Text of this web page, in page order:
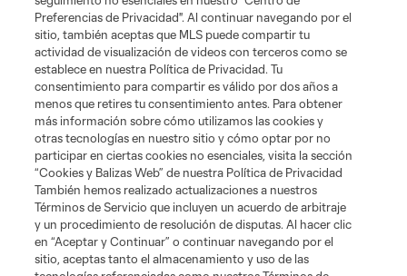
Términos de servicio Política de privacidad
No vender mi información
Cookies Settings
©2026 MLS. El nombre y escudo de la Major League Soccer y MLS son
marcas registradas de League Soccer, L.L.C. (“MLS”). Los nombres y logos
de los equipos de la MLS están registrados y son marcas bajo ley común
de la MLS o son usadas con el permiso de sus propietarios. Uso
desautorizado está prohibido.
Preferencias de Privacidad". Al continuar navegando por el
sitio, también aceptas que MLS puede compartir tu
actividad de visualización de videos con terceros como se
establece en nuestra Política de Privacidad. Tu
consentimiento para compartir es válido por dos años a
menos que retires tu consentimiento antes. Para obtener
más información sobre cómo utilizamos las cookies y
otras tecnologías en nuestro sitio y cómo optar por no
participar en ciertas cookies no esenciales, visita la sección
“Cookies y Balizas Web” de nuestra Política de Privacidad
También hemos realizado actualizaciones a nuestros
Términos de Servicio que incluyen un acuerdo de arbitraje
y un procedimiento de resolución de disputas. Al hacer clic
en “Aceptar y Continuar” o continuar navegando por el
sitio, aceptas tanto el almacenamiento y uso de las